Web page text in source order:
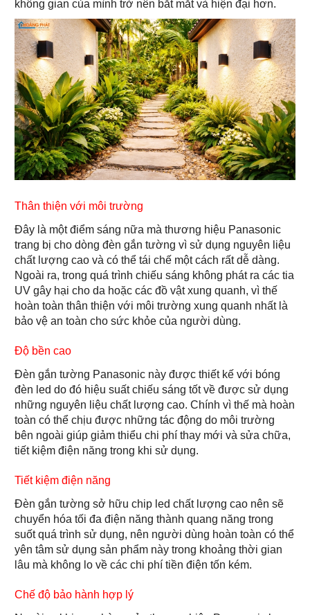
không gian của mình trở nên bắt mắt và hiện đại hơn.
Thân thiện với môi trường
Đây là một điểm sáng nữa mà thương hiệu Panasonic
trang bị cho dòng đèn gắn tường vì sử dụng nguyên liệu
chất lượng cao và có thể tái chế một cách rất dễ dàng.
Ngoài ra, trong quá trình chiếu sáng không phát ra các tia
UV gây hại cho da hoặc các đồ vật xung quanh, vì thế
hoàn toàn thân thiện với môi trường xung quanh nhất là
bảo vệ an toàn cho sức khỏe của người dùng.
Độ bền cao
Đèn gắn tường Panasonic này được thiết kế với bóng
đèn led do đó hiệu suất chiếu sáng tốt về được sử dụng
những nguyên liệu chất lượng cao. Chính vì thế mà hoàn
toàn có thể chịu được những tác động do môi trường
bên ngoài giúp giảm thiểu chi phí thay mới và sửa chữa,
tiết kiệm điện năng trong khi sử dụng.
Tiết kiệm điện năng
Đèn gắn tường sở hữu chip led chất lượng cao nên sẽ
chuyển hóa tối đa điện năng thành quang năng trong
suốt quá trình sử dụng, nên người dùng hoàn toàn có thể
yên tâm sử dụng sản phẩm này trong khoảng thời gian
lâu mà không lo về các chi phí tiền điện tốn kém.
Chế độ bảo hành hợp lý